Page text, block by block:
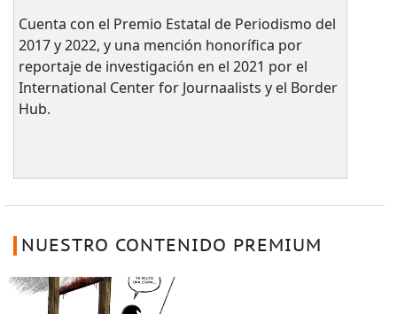
Cuenta con el Premio Estatal de Periodismo del
2017 y 2022, y una mención honorífica por
reportaje de investigación en el 2021 por el
International Center for Journaalists y el Border
Hub.
NUESTRO CONTENIDO PREMIUM